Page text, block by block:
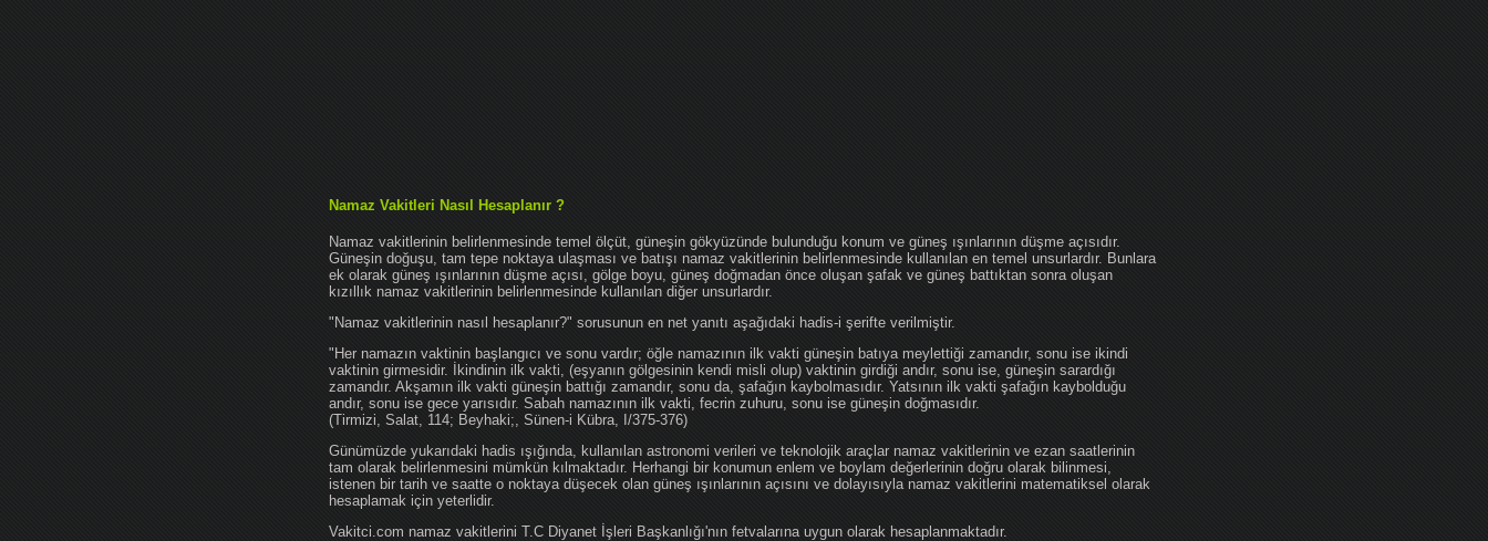
Namaz Vakitleri Nasıl Hesaplanır ?
Namaz vakitlerinin belirlenmesinde temel ölçüt, güneşin gökyüzünde bulunduğu konum ve güneş ışınlarının düşme açısıdır.
Güneşin doğuşu, tam tepe noktaya ulaşması ve batışı namaz vakitlerinin belirlenmesinde kullanılan en temel unsurlardır. Bunlara
ek olarak güneş ışınlarının düşme açısı, gölge boyu, güneş doğmadan önce oluşan şafak ve güneş battıktan sonra oluşan
kızıllık namaz vakitlerinin belirlenmesinde kullanılan diğer unsurlardır.
"Namaz vakitlerinin nasıl hesaplanır?" sorusunun en net yanıtı aşağıdaki hadis-i şerifte verilmiştir.
"Her namazın vaktinin başlangıcı ve sonu vardır; öğle namazının ilk vakti güneşin batıya meylettiği zamandır, sonu ise ikindi
vaktinin girmesidir. İkindinin ilk vakti, (eşyanın gölgesinin kendi misli olup) vaktinin girdiği andır, sonu ise, güneşin sarardığı
zamandır. Akşamın ilk vakti güneşin battığı zamandır, sonu da, şafağın kaybolmasıdır. Yatsının ilk vakti şafağın kaybolduğu
andır, sonu ise gece yarısıdır. Sabah namazının ilk vakti, fecrin zuhuru, sonu ise güneşin doğmasıdır.
(Tirmizi, Salat, 114; Beyhaki;, Sünen-i Kübra, I/375-376)
Günümüzde yukarıdaki hadis ışığında, kullanılan astronomi verileri ve teknolojik araçlar namaz vakitlerinin ve ezan saatlerinin
tam olarak belirlenmesini mümkün kılmaktadır. Herhangi bir konumun enlem ve boylam değerlerinin doğru olarak bilinmesi,
istenen bir tarih ve saatte o noktaya düşecek olan güneş ışınlarının açısını ve dolayısıyla namaz vakitlerini matematiksel olarak
hesaplamak için yeterlidir.
Vakitci.com namaz vakitlerini T.C Diyanet İşleri Başkanlığı'nın fetvalarına uygun olarak hesaplanmaktadır.